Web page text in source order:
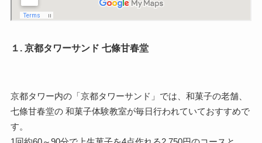
１. 京都タワーサンド 七條甘春堂
京都タワー内の「京都タワーサンド」では、和菓子の老舗、
七條甘春堂の 和菓子体験教室が毎日行われていておすすめで
す。